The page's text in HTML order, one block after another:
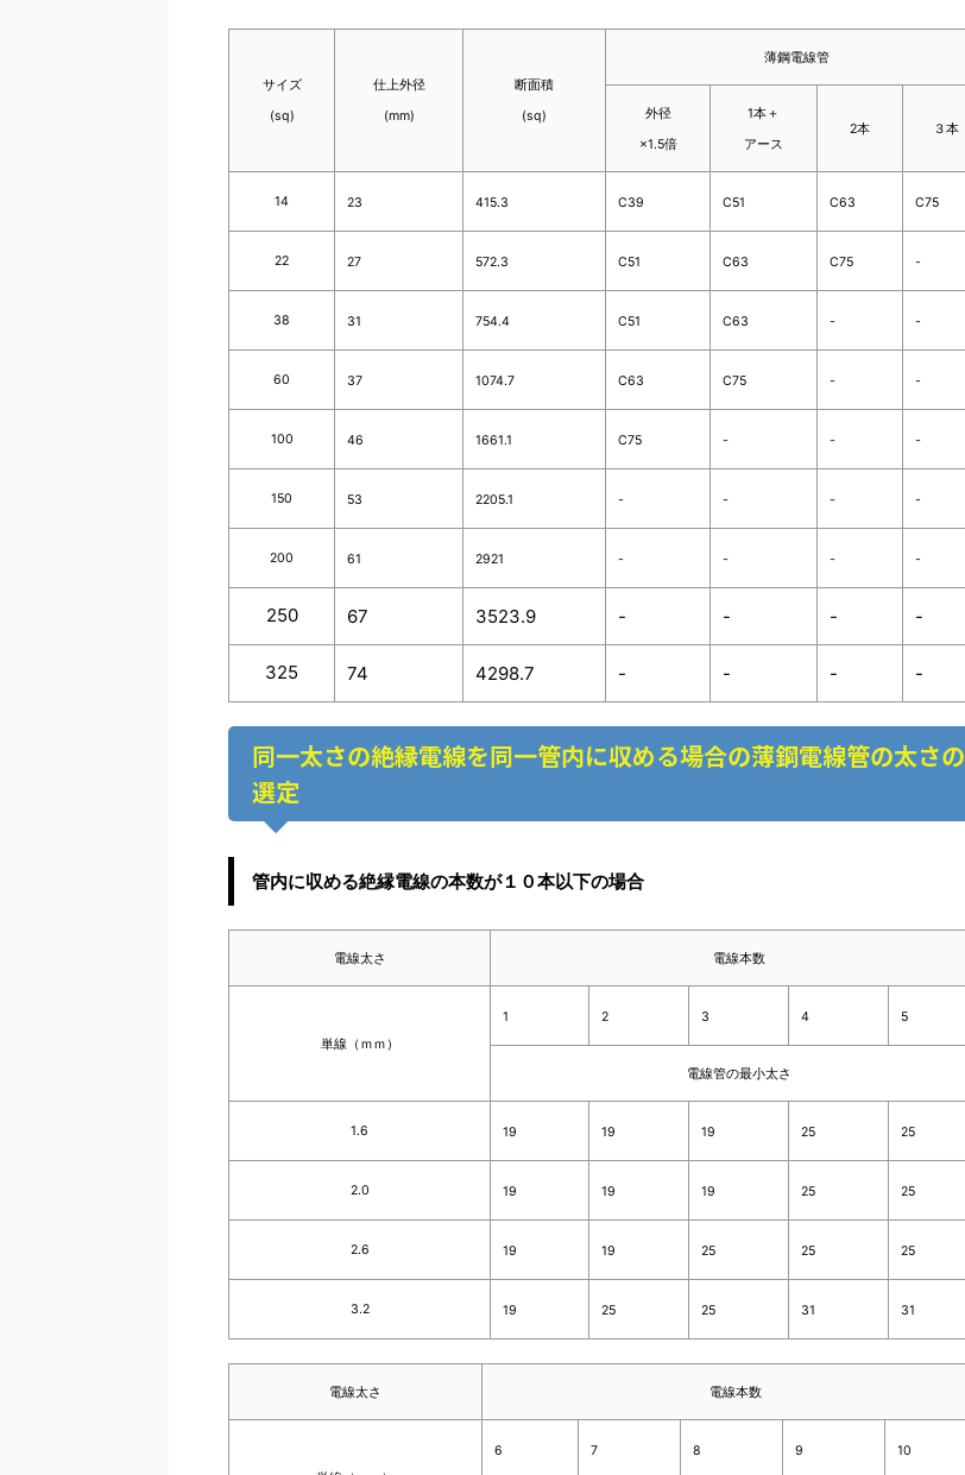
サイズ
(sq)
仕上外径
(mm)
断面積
(sq)
薄鋼電線管
外径
×1.5倍
1本＋
アース
2本 ３本
14 23 415.3 C39 C51 C63 C75
22 27 572.3 C51 C63 C75 -
38 31 754.4 C51 C63 - -
60 37 1074.7 C63 C75 - -
100 46 1661.1 C75 - - -
150 53 2205.1 - - - -
200 61 2921 - - - -
250 67 3523.9 - - - -
325 74 4298.7 - - - -
同一太さの絶縁電線を同一管内に収める場合の薄鋼電線管の太さの
選定
管内に収める絶縁電線の本数が１０本以下の場合
電線太さ 電線本数
単線（ｍｍ）
1 2 3 4 5
電線管の最小太さ
1.6 19 19 19 25 25
2.0 19 19 19 25 25
2.6 19 19 25 25 25
3.2 19 25 25 31 31
電線太さ 電線本数
6 7 8 9 10